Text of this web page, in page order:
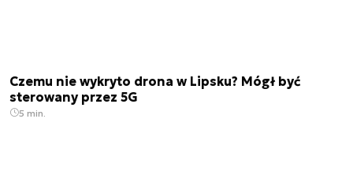
Czemu nie wykryto drona w Lipsku? Mógł być
sterowany przez 5G
5 min.